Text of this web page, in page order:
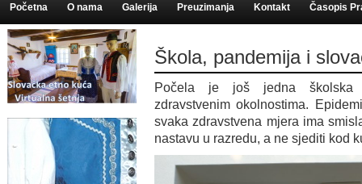
Početna O nama Galerija Preuzimanja Kontakt Časopis
Škola, pandemija i
Počela je još jedna školska
zdravstvenim okolnostima.
svaka zdravstvena mjera ima
nastavu u razredu, a ne sjediti kod